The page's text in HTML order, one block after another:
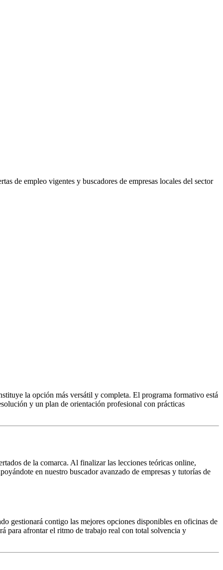
de empleo vigentes y buscadores de empresas locales del sector
la opción más versátil y completa. El programa formativo está
y un plan de orientación profesional con prácticas
de la comarca. Al finalizar las lecciones teóricas online,
en nuestro buscador avanzado de empresas y tutorías de
gestionará contigo las mejores opciones disponibles en oficinas de
para afrontar el ritmo de trabajo real con total solvencia y